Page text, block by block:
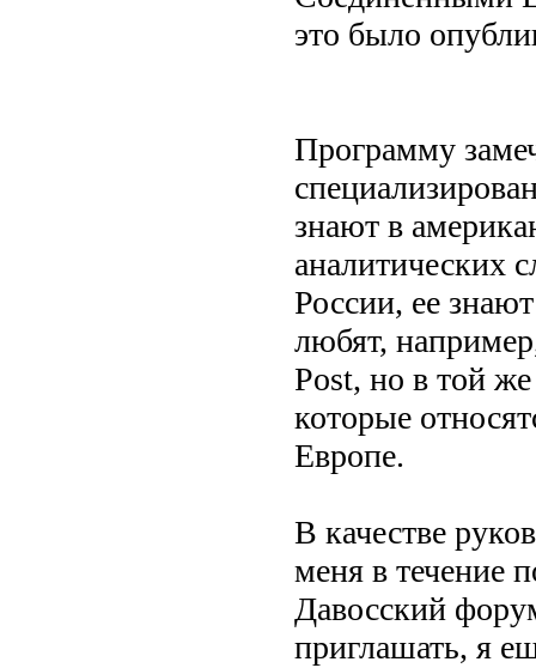
это было
Программу
знают в
аналитических
России, ее
любят,
Post, но в той
которые
Европе.
В качестве
меня в течение
Давосский
приглашать, я